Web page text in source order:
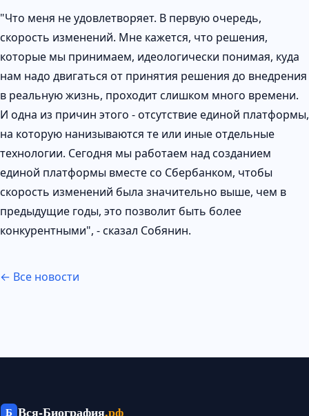
"Что меня не удовлетворяет. В первую очередь,
скорость изменений. Мне кажется, что решения,
которые мы принимаем, идеологически понимая, куда
нам надо двигаться от принятия решения до внедрения
в реальную жизнь, проходит слишком много времени.
И одна из причин этого - отсутствие единой платформы,
на которую нанизываются те или иные отдельные
технологии. Сегодня мы работаем над созданием
единой платформы вместе со Сбербанком, чтобы
скорость изменений была значительно выше, чем в
предыдущие годы, это позволит быть более
конкурентными", - сказал Собянин.
← Все новости
Б Вся-Биография.рф